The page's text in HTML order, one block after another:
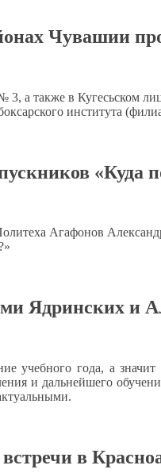
Чувашии
3, а также в Кугесьском
института
«Куда
Агафонов
Ядринских и
учебного года, а значит
и дальнейшего
в